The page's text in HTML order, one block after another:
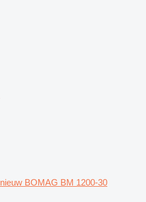
nieuw BOMAG BM 1200-30